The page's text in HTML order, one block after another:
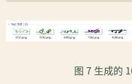
图 7 生成的